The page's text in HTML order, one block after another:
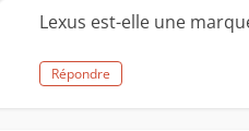
Lexus est-elle une
Répondre